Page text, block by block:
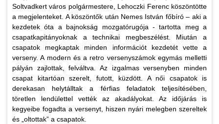
Soltvadkert város polgármestere, Lehoczki Ferenc köszöntötte
a megjelenteket. A köszöntők után Nemes István főbíró – aki a
kezdetek óta a bajnokság mozgatórugója - tartotta meg a
csapatkapitányoknak a technikai megbeszélést. Miután a
csapatok megkaptak minden információt kezdetét vette a
verseny. A modern és a retro versenyszámok egymás melletti
pályán zajlottak, felváltva. Az izgalmas versenyben minden
csapat kitartóan szerelt, futott, küzdött. A női csapatok is
derekasan helytálltak a férfias feladatok teljesítésében,
töretlen lendülettel vették az akadályokat. Az időjárás is
kegyeibe fogadta a versenyt, hiszen nyári melegben szereltek
és „oltottak” a csapatok.